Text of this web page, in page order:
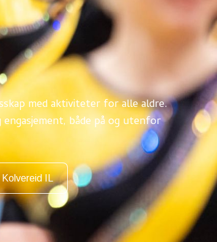
med aktiviteter for alle aldre.
både på og utenfor
IL